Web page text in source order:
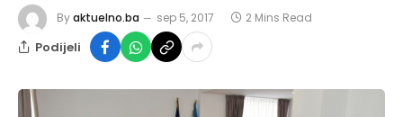
Byaktuelno.ba sep 5, 2017 2 Mins Read
Podijeli